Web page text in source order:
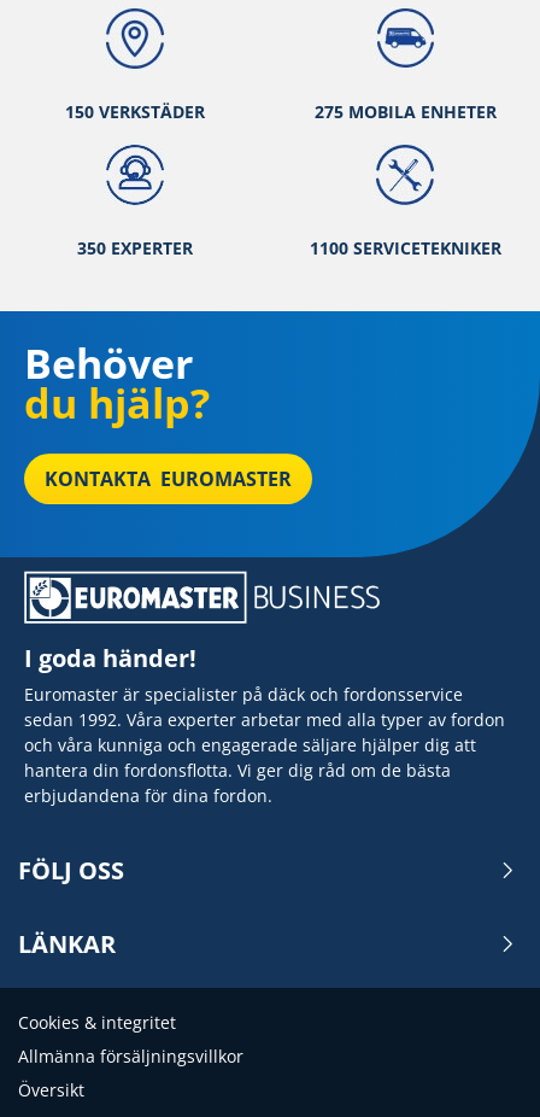
150 VERKSTÄDER 275 MOBILA ENHETER
350 EXPERTER 1100 SERVICETEKNIKER
Behöver
du hjälp?
KONTAKTA EUROMASTER
I goda händer!
Euromaster är specialister på däck och fordonsservice
sedan 1992. Våra experter arbetar med alla typer av fordon
och våra kunniga och engagerade säljare hjälper dig att
hantera din fordonsflotta. Vi ger dig råd om de bästa
erbjudandena för dina fordon.
FÖLJ OSS
LÄNKAR
Cookies & integritet
Allmänna försäljningsvillkor
Översikt